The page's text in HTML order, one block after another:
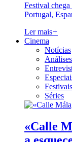
Festival
Portugal,
Ler mais+
Cinema
Notícias
Análises
Festivais
Séries
«Calle